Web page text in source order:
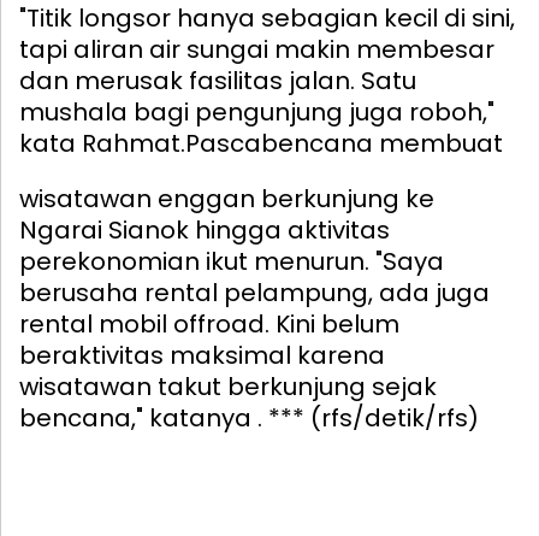
"Titik longsor hanya sebagian kecil di sini,
tapi aliran air sungai makin membesar
dan merusak fasilitas jalan. Satu
mushala bagi pengunjung juga roboh,"
kata Rahmat.Pascabencana membuat
wisatawan enggan berkunjung ke
Ngarai Sianok hingga aktivitas
perekonomian ikut menurun. "Saya
berusaha rental pelampung, ada juga
rental mobil offroad. Kini belum
beraktivitas maksimal karena
wisatawan takut berkunjung sejak
bencana," katanya . *** (rfs/detik/rfs)